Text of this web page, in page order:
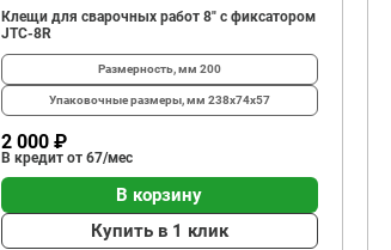
Клещи для сварочных работ 8" с фиксатором
JTC-8R
Размерность, мм 200
Упаковочные размеры, мм 238х74х57
2 000 ₽
В кредит от 67/мес
В корзину
Купить в 1 клик